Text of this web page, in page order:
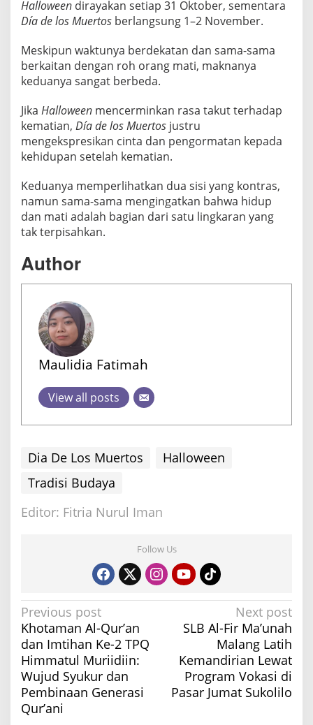
Halloween dirayakan setiap 31 Oktober, sementara
Día de los Muertos berlangsung 1–2 November.
Meskipun waktunya berdekatan dan sama-sama
berkaitan dengan roh orang mati, maknanya
keduanya sangat berbeda.
Jika Halloween mencerminkan rasa takut terhadap
kematian, Día de los Muertos justru
mengekspresikan cinta dan pengormatan kepada
kehidupan setelah kematian.
Keduanya memperlihatkan dua sisi yang kontras,
namun sama-sama mengingatkan bahwa hidup
dan mati adalah bagian dari satu lingkaran yang
tak terpisahkan.
Author
Maulidia Fatimah
View all posts
Dia De Los Muertos
Halloween
Tradisi Budaya
Editor: Fitria Nurul Iman
Follow Us
P
o
s
t
n
a
Previous post
Khotaman Al-Qur’an
dan Imtihan Ke-2 TPQ
Himmatul Muriidiin:
Wujud Syukur dan
Pembinaan Generasi
Qur’ani
Next post
SLB Al-Fir Ma’unah
Malang Latih
Kemandirian Lewat
Program Vokasi di
Pasar Jumat Sukolilo